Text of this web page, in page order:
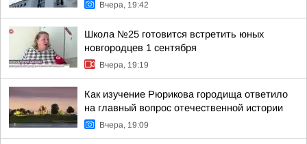
Вчера, 19:42
Школа №25 готовится встретить юных
новгородцев 1 сентября
Вчера, 19:19
Как изучение Рюрикова городища ответило
на главный вопрос отечественной истории
Вчера, 19:09